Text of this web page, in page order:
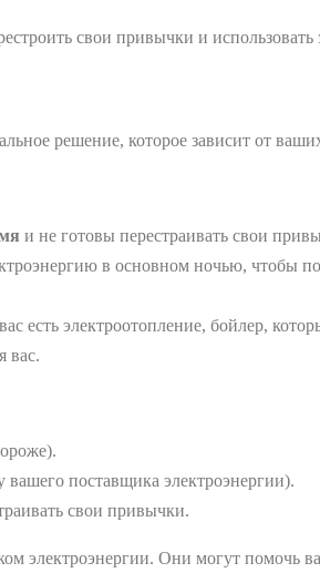
свои привычки и
решение, которое зависит от
и не готовы перестраивать свои
в основном ночью, чтобы
есть электроотопление, бойлер,
вас.
поставщика электроэнергии).
свои привычки.
электроэнергии. Они могут помочь